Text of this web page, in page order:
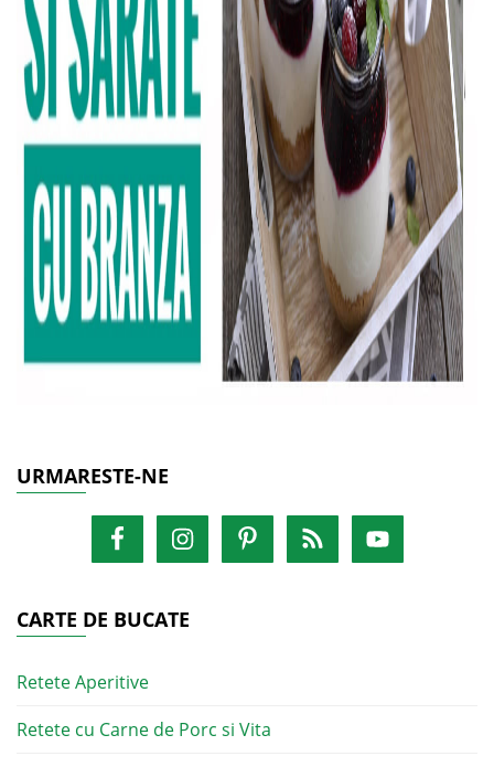
URMARESTE-NE
CARTE DE BUCATE
Retete Aperitive
Retete cu Carne de Porc si Vita